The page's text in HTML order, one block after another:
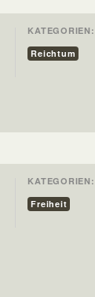
KATEGORIEN:
Reichtum
KATEGORIEN:
Freiheit